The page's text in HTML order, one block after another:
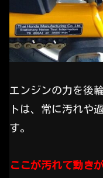
エンジンの力を後
トは、常に汚れや
す。
ここが汚れて動き